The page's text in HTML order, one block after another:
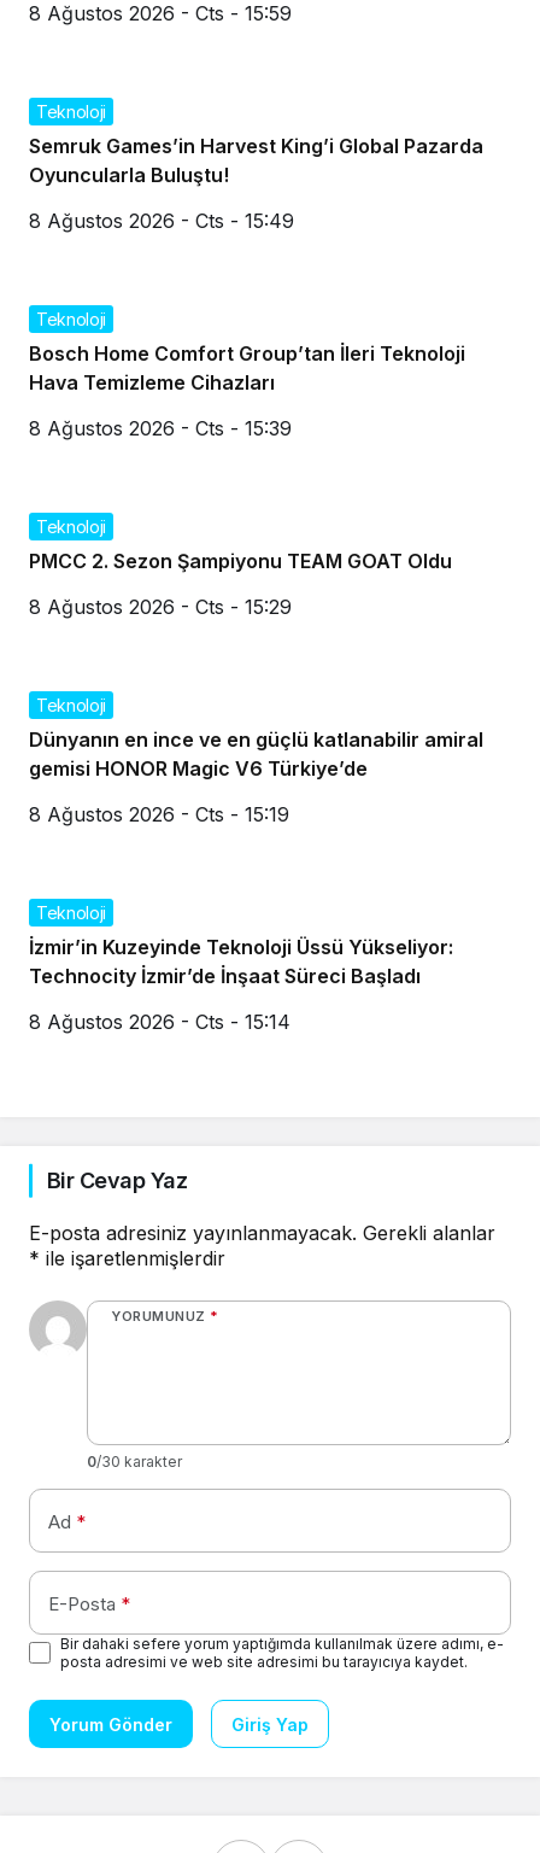
8 Ağustos 2026 - Cts - 15:59
Teknoloji
Semruk Games’in Harvest King’i Global Pazarda
Oyuncularla Buluştu!
8 Ağustos 2026 - Cts - 15:49
Teknoloji
Bosch Home Comfort Group’tan İleri Teknoloji
Hava Temizleme Cihazları
8 Ağustos 2026 - Cts - 15:39
Teknoloji
PMCC 2. Sezon Şampiyonu TEAM GOAT Oldu
8 Ağustos 2026 - Cts - 15:29
Teknoloji
Dünyanın en ince ve en güçlü katlanabilir amiral
gemisi HONOR Magic V6 Türkiye’de
8 Ağustos 2026 - Cts - 15:19
Teknoloji
İzmir’in Kuzeyinde Teknoloji Üssü Yükseliyor:
Technocity İzmir’de İnşaat Süreci Başladı
8 Ağustos 2026 - Cts - 15:14
Bir Cevap Yaz
E-posta adresiniz yayınlanmayacak. Gerekli alanlar
* ile işaretlenmişlerdir
YORUMUNUZ *
0/30 karakter
Ad *
E-Posta *
Bir dahaki sefere yorum yaptığımda kullanılmak üzere adımı, e-
posta adresimi ve web site adresimi bu tarayıcıya kaydet.
Yorum Gönder Giriş Yap